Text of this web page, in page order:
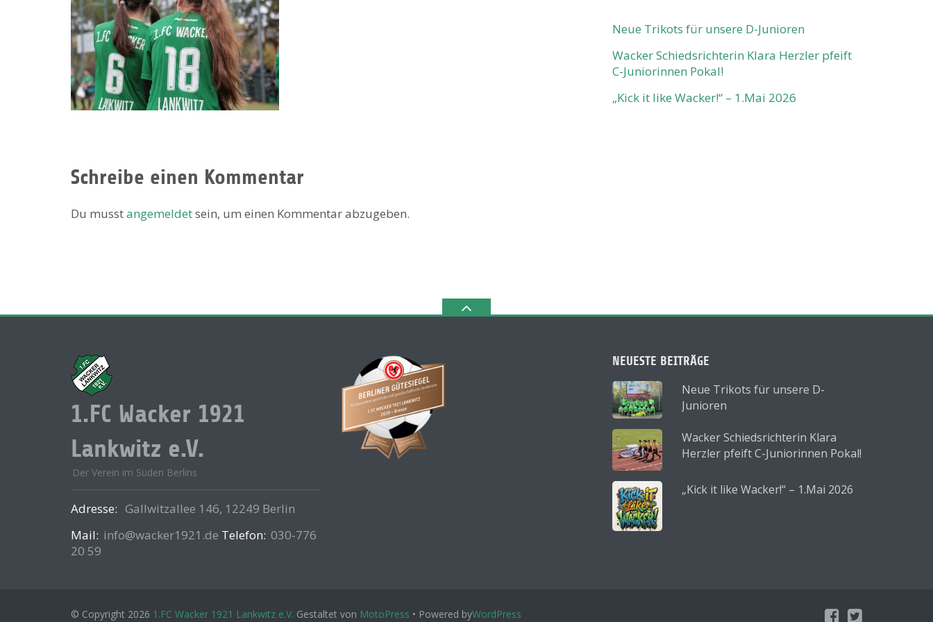
Schreibe einen Kommentar
Du musstangemeldetsein, um einen Kommentar abzugeben.
Neue Trikots für unsere D-Junioren
Wacker Schiedsrichterin Klara Herzler pfeift
C-Juniorinnen Pokal!
„Kick it like Wacker!“ – 1.Mai 2026
1.FC Wacker 1921
Lankwitz e.V.
Der Verein im Süden Berlins
Adresse: Gallwitzallee 146, 12249 Berlin
Mail: info@wacker1921.de Telefon: 030-776
20 59
NEUESTE BEITRÄGE
Neue Trikots für unsere D-
Junioren
Wacker Schiedsrichterin Klara
Herzler pfeift C-Juniorinnen Pokal!
„Kick it like Wacker!“ – 1.Mai 2026
© Copyright 2026 1.FC Wacker 1921 Lankwitz e.V. Gestaltet von MotoPress • Powered byWordPress